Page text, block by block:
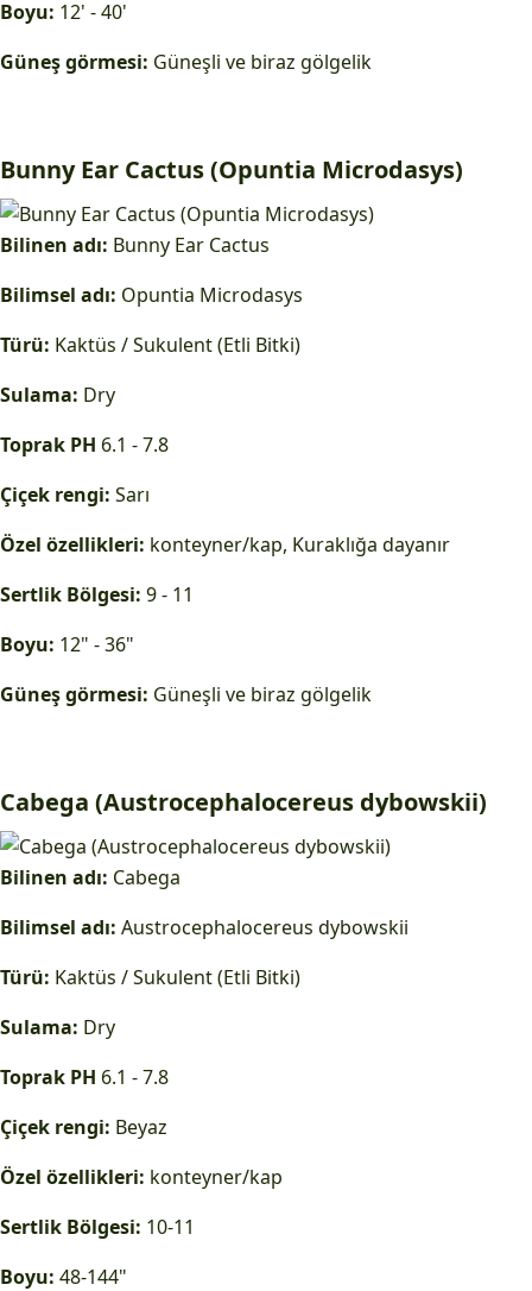
Boyu: 12' - 40'
Güneş görmesi: Güneşli ve biraz gölgelik
Bunny Ear Cactus (Opuntia Microdasys)
Bilinen adı: Bunny Ear Cactus
Bilimsel adı: Opuntia Microdasys
Türü: Kaktüs / Sukulent (Etli Bitki)
Sulama: Dry
Toprak PH 6.1 - 7.8
Çiçek rengi: Sarı
Özel özellikleri: konteyner/kap, Kuraklığa dayanır
Sertlik Bölgesi: 9 - 11
Boyu: 12" - 36"
Güneş görmesi: Güneşli ve biraz gölgelik
Cabega (Austrocephalocereus dybowskii)
Bilinen adı: Cabega
Bilimsel adı: Austrocephalocereus dybowskii
Türü: Kaktüs / Sukulent (Etli Bitki)
Sulama: Dry
Toprak PH 6.1 - 7.8
Çiçek rengi: Beyaz
Özel özellikleri: konteyner/kap
Sertlik Bölgesi: 10-11
Boyu: 48-144"